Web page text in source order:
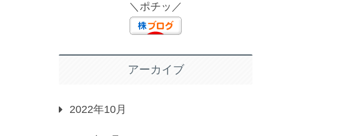
＼ポチッ／
アーカイブ
2022年10月